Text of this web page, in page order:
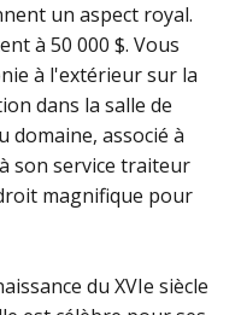
un aspect royal.
à 50 000 $. Vous
à l'extérieur sur la
dans la salle de
domaine, associé à
son service traiteur
magnifique pour
du XVIe siècle